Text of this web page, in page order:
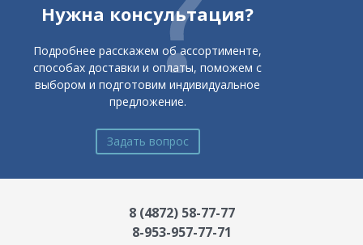
Нужна консультация?
Подробнее расскажем об ассортименте,
способах доставки и оплаты, поможем с
выбором и подготовим индивидуальное
предложение.
Задать вопрос
8 (4872) 58-77-77
8-953-957-77-71